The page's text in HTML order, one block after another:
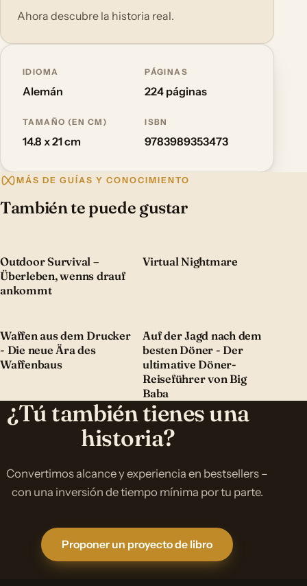
Ahora descubre la historia real.
IDIOMA
Alemán
PÁGINAS
224 páginas
TAMAÑO (EN CM)
14.8 x 21 cm
ISBN
9783989353473
MÁS DE GUÍAS Y CONOCIMIENTO
También te puede gustar
Outdoor Survival –
Überleben, wenns drauf
ankommt
Virtual Nightmare
Waffen aus dem Drucker
- Die neue Ära des
Waffenbaus
Auf der Jagd nach dem
besten Döner - Der
ultimative Döner-
Reiseführer von Big
Baba
¿Tú también tienes una
historia?
Convertimos alcance y experiencia en bestsellers –
con una inversión de tiempo mínima por tu parte.
Proponer un proyecto de libro